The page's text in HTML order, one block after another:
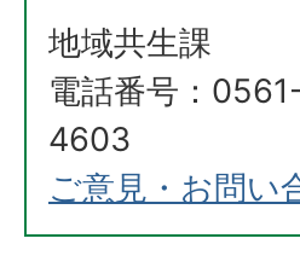
地域共生課
電話番号：
4603
ご意見・お問い